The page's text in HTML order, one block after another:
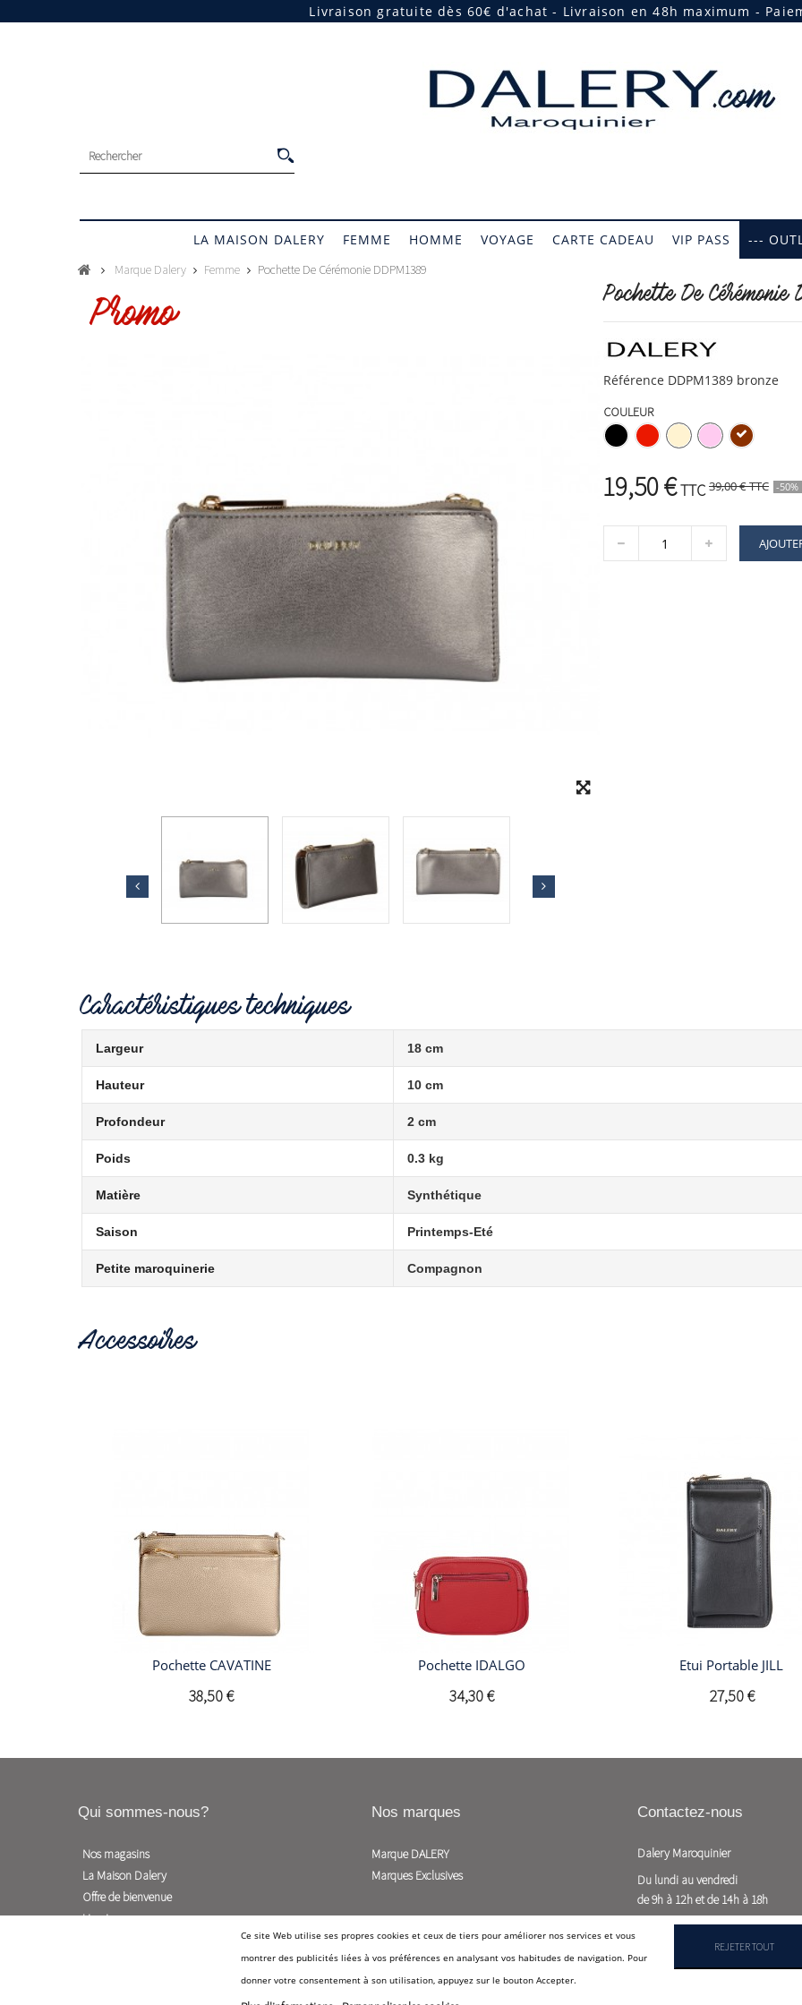
Livraison gratuite dès 60€ d'achat - Livraison en 48h maximum -
LA MAISON DALERY FEMME HOMME VOYAGE CARTE CADEAU VIP PASS ---
Marque Dalery Femme Pochette De Cérémonie DDPM1389
Pochette De Cérémonie
Référence DDPM1389 bronze
COULEUR
39,00 €TTC
19,50 €TTC -50%
Caractéristiques techniques
Largeur 18 cm
Hauteur 10 cm
Profondeur 2 cm
Poids 0.3 kg
Matière Synthétique
Saison Printemps-Eté
Petite maroquinerie Compagnon
Accessoires
Pochette CAVATINE
38,50 €
Pochette IDALGO
34,30 €
Etui Portable JILL
27,50 €
Qui sommes-nous?
Nos magasins
La Maison Dalery
Offre de bienvenue
Livraison
Nos marques
Marque DALERY
Marques Exclusives
Contactez-nous
Dalery Maroquinier
Du lundi au vendredi
de 9h à 12h et de 14h à 18h
04 77 40 04 45
serviceclients@dalery.com
Ce site Web utilise ses propres cookies et ceux de tiers pour améliorer nos services et vous
montrer des publicités liées à vos préférences en analysant vos habitudes de navigation. Pour
donner votre consentement à son utilisation, appuyez sur le bouton Accepter.
REJETER TOUT